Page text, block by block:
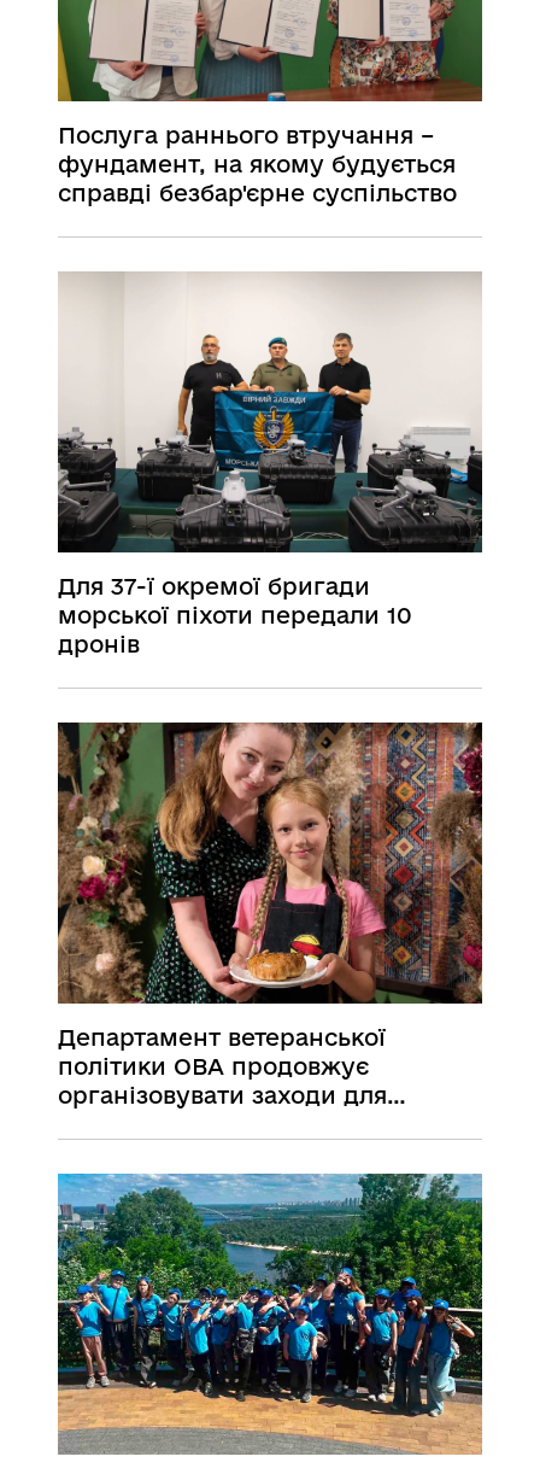
Послуга раннього втручання –
фундамент, на якому будується
справді безбар'єрне суспільство
Для 37-ї окремої бригади
морської піхоти передали 10
дронів
Департамент ветеранської
політики ОВА продовжує
організовувати заходи для
Захисниць України